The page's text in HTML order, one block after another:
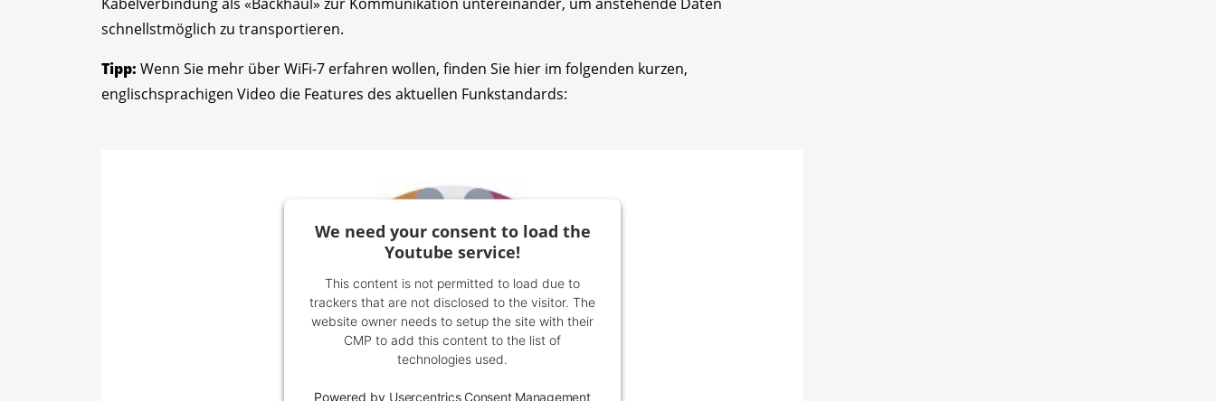
schnellstmöglich zu transportieren.
Tipp: Wenn Sie mehr über WiFi-7 erfahren wollen, finden Sie hier im folgenden kurzen,
englischsprachigen Video die Features des aktuellen Funkstandards:
We need your consent to load the
Youtube service!
This content is not permitted to load due to
trackers that are not disclosed to the visitor. The
website owner needs to setup the site with their
CMP to add this content to the list of
technologies used.
Powered by Usercentrics Consent Management